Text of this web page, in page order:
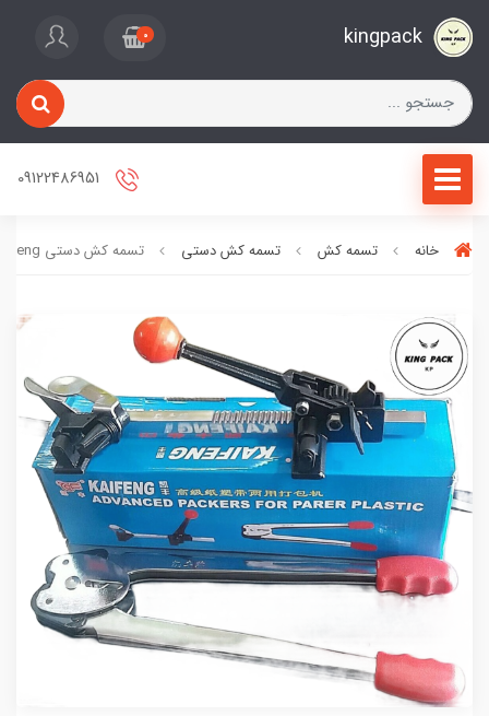
kingpack
0
خانه تسمه کش تسمه کش دستی تسمه کش دستی kaifeng